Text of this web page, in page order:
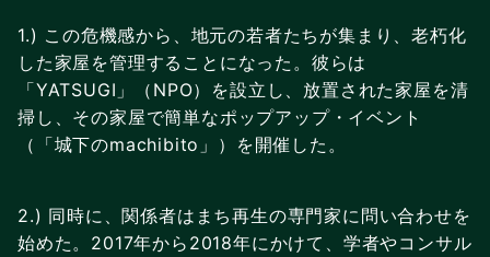
1.) この危機感から、地元の若者たちが集まり、老朽化
した家屋を管理することになった。彼らは
「YATSUGI」（NPO）を設立し、放置された家屋を清
掃し、その家屋で簡単なポップアップ・イベント
（「城下のmachibito」）を開催した。
2.) 同時に、関係者はまち再生の専門家に問い合わせを
始めた。2017年から2018年にかけて、学者やコンサル